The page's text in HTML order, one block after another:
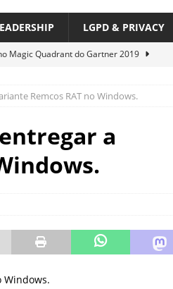
LGPD & PRIVACY
Magic Quadrant do Gartner 2019
região mais exposta a ciberameaças
e governança nas redes corporativas
da IA se torna um risco
NOTÍCIAS
Remcos RAT no Windows.
a
Windows.